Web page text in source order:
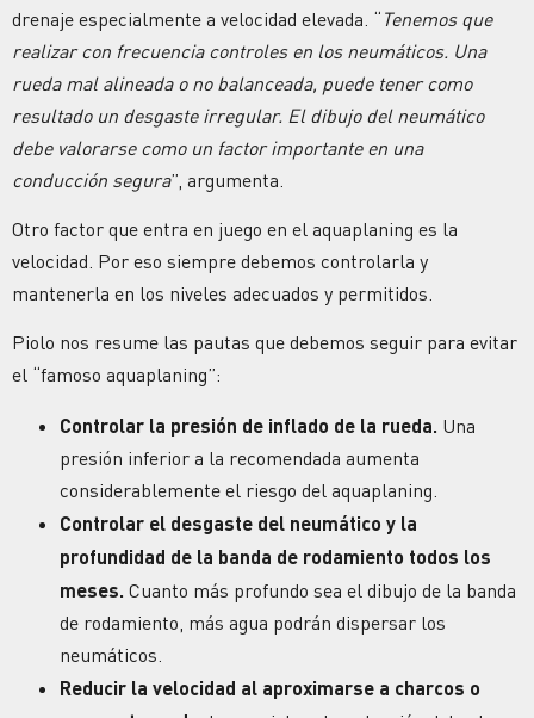
drenaje especialmente a velocidad elevada. “ Tenemos que
realizar con frecuencia controles en los neumáticos. Una
rueda mal alineada o no balanceada, puede tener como
resultado un desgaste irregular. El dibujo del neumático
debe valorarse como un factor importante en una
conducción segura”, argumenta.
Otro factor que entra en juego en el aquaplaning es la
velocidad. Por eso siempre debemos controlarla y
mantenerla en los niveles adecuados y permitidos.
Piolo nos resume las pautas que debemos seguir para evitar
el “famoso aquaplaning”:
Controlar la presión de inflado de la rueda. Una
presión inferior a la recomendada aumenta
considerablemente el riesgo del aquaplaning.
Controlar el desgaste del neumático y la
profundidad de la banda de rodamiento todos los
meses. Cuanto más profundo sea el dibujo de la banda
de rodamiento, más agua podrán dispersar los
neumáticos.
Reducir la velocidad al aproximarse a charcos o